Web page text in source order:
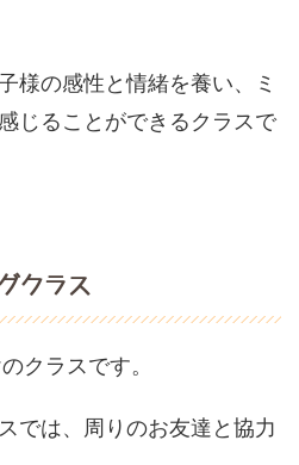
様の感性と情緒を養い、ミ
じることができるクラスで
クラス
クラスです。
では、周りのお友達と協力